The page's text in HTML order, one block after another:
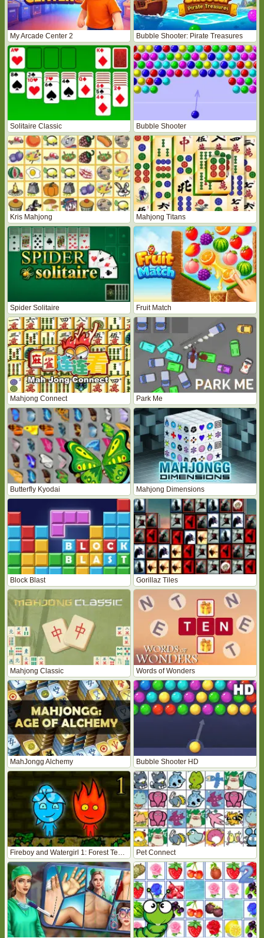
My Arcade Center 2 Bubble Shooter: Pirate Treasures
Solitaire Classic Bubble Shooter
Kris Mahjong Mahjong Titans
Spider Solitaire Fruit Match
Mahjong Connect Park Me
Butterfly Kyodai Mahjong Dimensions
Block Blast Gorillaz Tiles
Mahjong Classic Words of Wonders
MahJongg Alchemy Bubble Shooter HD
Pet Connect